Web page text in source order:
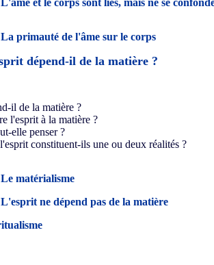
L'âme et le corps sont liés, mais ne se
La primauté de l'âme sur le corps
dépend-il de la matière ?
il de la matière ?
l'esprit à la matière ?
elle penser ?
constituent-ils une ou deux réalités ?
Le matérialisme
L'esprit ne dépend pas de la matière